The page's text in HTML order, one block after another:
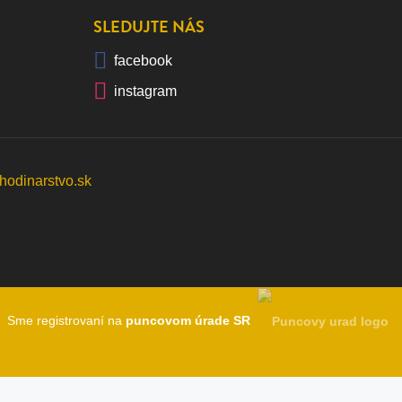
SLEDUJTE NÁS
facebook
instagram
Sme registrovaní na puncovom úrade SR